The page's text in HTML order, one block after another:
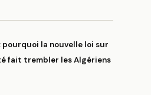
pourquoi la nouvelle loi sur
fait trembler les Algériens